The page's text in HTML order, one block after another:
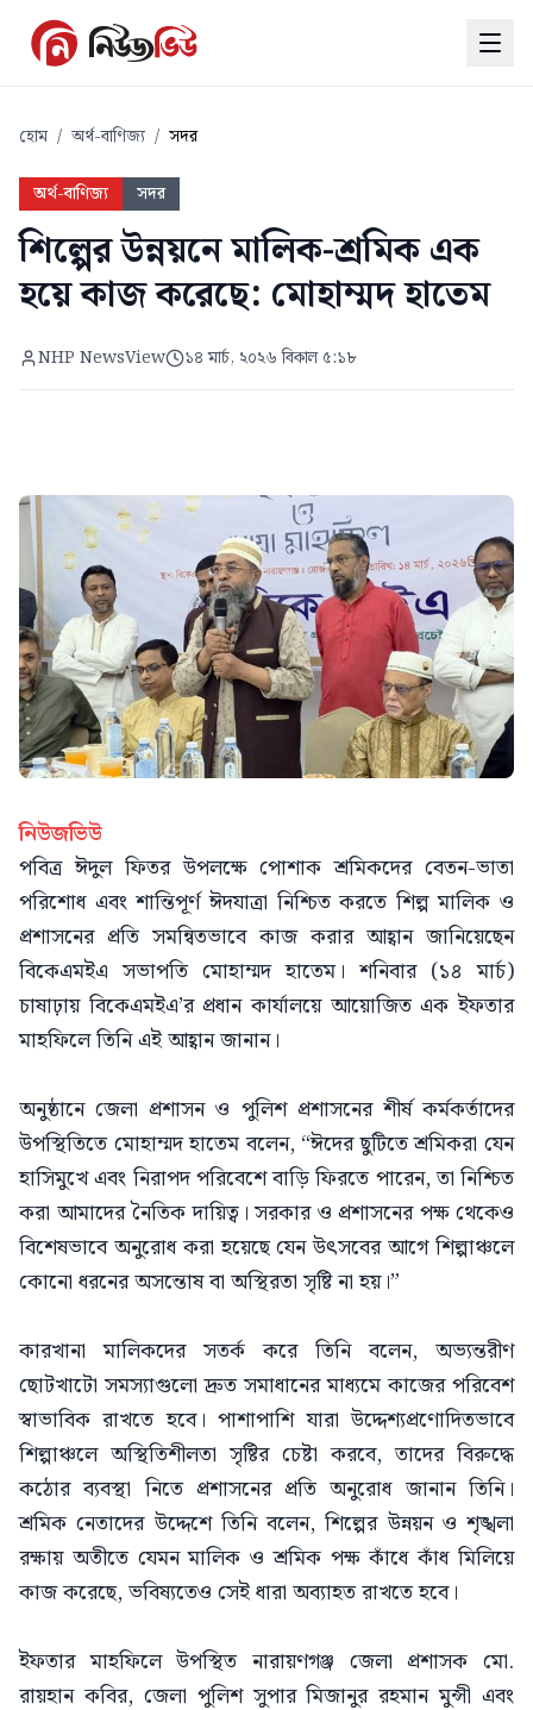
হোম / অর্থ-বাণিজ্য / সদর
অর্থ-বাণিজ্য সদর
শিল্পের উন্নয়নে মালিক-শ্রমিক এক
হয়ে কাজ করেছে: মোহাম্মদ হাতেম
NHP NewsView ১৪ মার্চ, ২০২৬ বিকাল ৫:১৮
নিউজভিউ
পবিত্র ঈদুল ফিতর উপলক্ষে পোশাক শ্রমিকদের বেতন-ভাতা
পরিশোধ এবং শান্তিপূর্ণ ঈদযাত্রা নিশ্চিত করতে শিল্প মালিক ও
প্রশাসনের প্রতি সমন্বিতভাবে কাজ করার আহ্বান জানিয়েছেন
বিকেএমইএ সভাপতি মোহাম্মদ হাতেম। শনিবার (১৪ মার্চ)
চাষাঢ়ায় বিকেএমইএ’র প্রধান কার্যালয়ে আয়োজিত এক ইফতার
মাহফিলে তিনি এই আহ্বান জানান।
অনুষ্ঠানে জেলা প্রশাসন ও পুলিশ প্রশাসনের শীর্ষ কর্মকর্তাদের
উপস্থিতিতে মোহাম্মদ হাতেম বলেন, “ঈদের ছুটিতে শ্রমিকরা যেন
হাসিমুখে এবং নিরাপদ পরিবেশে বাড়ি ফিরতে পারেন, তা নিশ্চিত
করা আমাদের নৈতিক দায়িত্ব। সরকার ও প্রশাসনের পক্ষ থেকেও
বিশেষভাবে অনুরোধ করা হয়েছে যেন উৎসবের আগে শিল্পাঞ্চলে
কোনো ধরনের অসন্তোষ বা অস্থিরতা সৃষ্টি না হয়।”
কারখানা মালিকদের সতর্ক করে তিনি বলেন, অভ্যন্তরীণ
ছোটখাটো সমস্যাগুলো দ্রুত সমাধানের মাধ্যমে কাজের পরিবেশ
স্বাভাবিক রাখতে হবে। পাশাপাশি যারা উদ্দেশ্যপ্রণোদিতভাবে
শিল্পাঞ্চলে অস্থিতিশীলতা সৃষ্টির চেষ্টা করবে, তাদের বিরুদ্ধে
কঠোর ব্যবস্থা নিতে প্রশাসনের প্রতি অনুরোধ জানান তিনি।
শ্রমিক নেতাদের উদ্দেশে তিনি বলেন, শিল্পের উন্নয়ন ও শৃঙ্খলা
রক্ষায় অতীতে যেমন মালিক ও শ্রমিক পক্ষ কাঁধে কাঁধ মিলিয়ে
কাজ করেছে, ভবিষ্যতেও সেই ধারা অব্যাহত রাখতে হবে।
ইফতার মাহফিলে উপস্থিত নারায়ণগঞ্জ জেলা প্রশাসক মো.
রায়হান কবির, জেলা পুলিশ সুপার মিজানুর রহমান মুন্সী এবং